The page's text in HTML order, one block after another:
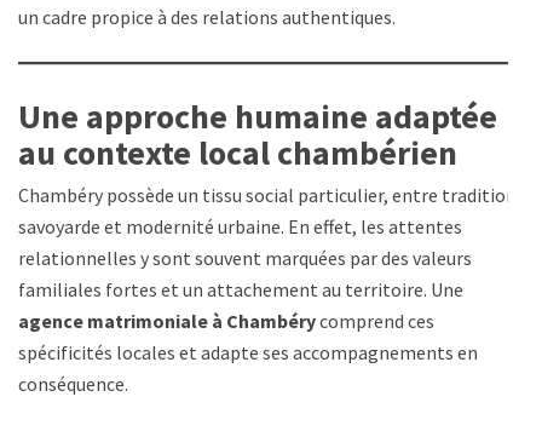
un cadre propice à des relations authentiques.
Une approche humaine adaptée
au contexte local chambérien
Chambéry possède un tissu social particulier, entre tradition
savoyarde et modernité urbaine. En effet, les attentes
relationnelles y sont souvent marquées par des valeurs
familiales fortes et un attachement au territoire. Une
agence matrimoniale à Chambérycomprend ces
spécificités locales et adapte ses accompagnements en
conséquence.